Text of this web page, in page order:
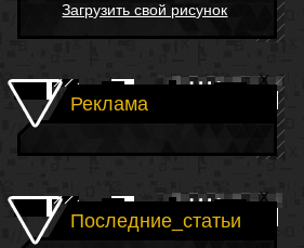
Загрузить свой рисунок
Реклама
Последние_статьи